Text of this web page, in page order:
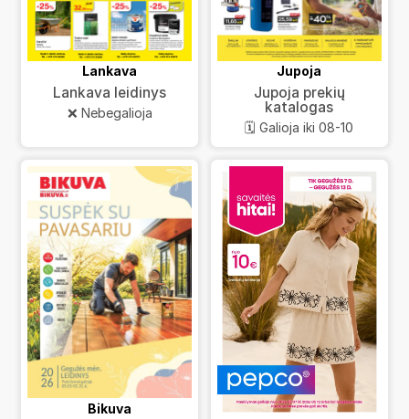
Lankava
Lankava leidinys
❌ Nebegalioja
Jupoja
Jupoja prekių
katalogas
🗓️ Galioja iki 08-10
Bikuva